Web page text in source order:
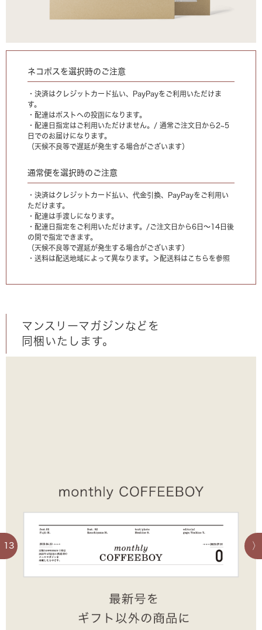
ネコポスを選択時のご注意
・決済はクレジットカード払い、PayPayをご利用いただけま
す。
・配達はポストへの投函になります。
・配達日指定はご利用いただけません。/ 通常ご注文日から2~5
日でのお届けになります。
（天候不良等で遅延が発生する場合がございます）
通常便を選択時のご注意
・決済はクレジットカード払い、代金引換、PayPayをご利用い
ただけます。
・配達は手渡しになります。
・配達日指定をご利用いただけます。/ご注文日から6日〜14日後
の間で指定できます。
（天候不良等で遅延が発生する場合がございます）
・送料は配送地域によって異なります。
＞配送料はこちらを参照
マンスリーマガジンなどを
同梱いたします。
13